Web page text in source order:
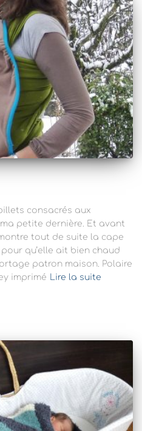
consacrés aux
petite dernière. Et avant
tout de suite la cape
qu’elle ait bien chaud
patron maison. Polaire
imprimé Lire la suite